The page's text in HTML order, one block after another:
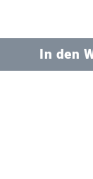
- liniert Menge
In den